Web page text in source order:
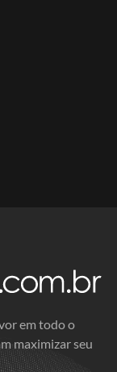
em todo o
maximizar seu